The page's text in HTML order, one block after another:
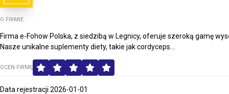
O FIRMIE
Firma e-Fohow Polska, z siedzibą w Legnicy, oferuje szeroką gamę
Nasze unikalne suplementy diety, takie jak cordyceps...
OCEŃ FIRMĘ
Data rejestracji 2026-01-01